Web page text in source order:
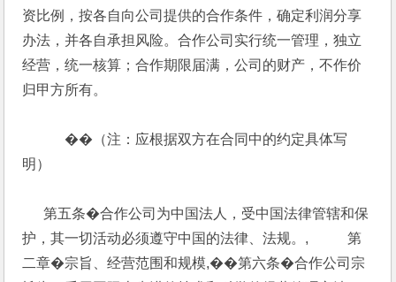
资比例，按各自向公司提供的合作条件，确定利润分享
办法，并各自承担风险。合作公司实行统一管理，独立
经营，统一核算；合作期限届满，公司的财产，不作价
归甲方所有。
��（注：应根据双方在合同中的约定具体写
明）
第五条�合作公司为中国法人，受中国法律管辖和保
护，其一切活动必须遵守中国的法律、法规。,           第
二章�宗旨、经营范围和规模,��第六条�合作公司宗